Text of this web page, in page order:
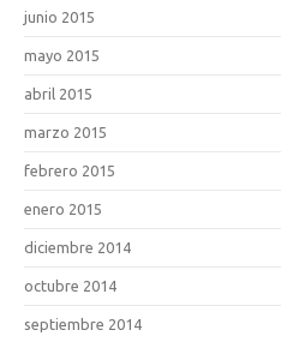
junio 2015
mayo 2015
abril 2015
marzo 2015
febrero 2015
enero 2015
diciembre 2014
octubre 2014
septiembre 2014